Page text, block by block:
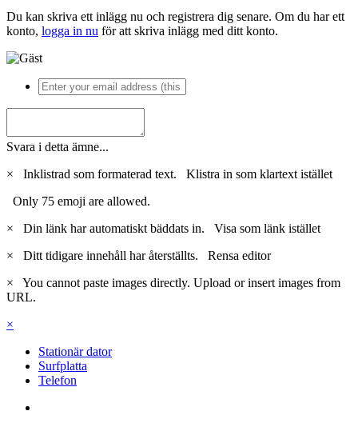
Du kan skriva ett inlägg nu och registrera dig senare. Om du har ett
konto, logga in nu för att skriva inlägg med ditt konto.
Svara i detta ämne...
×
Inklistrad som formaterad text. Klistra in som klartext istället
Only 75 emoji are allowed.
×
Din länk har automatiskt bäddats in. Visa som länk istället
×
Ditt tidigare innehåll har återställts. Rensa editor
×
You cannot paste images directly. Upload or insert images from
URL.
×
Stationär dator
Surfplatta
Telefon